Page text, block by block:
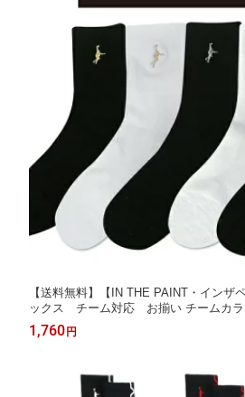
【送料無料】【IN THE PAINT・イン
ックス チーム対応 お揃い チームカ
ケ ユニセックス ITP730A ITP25730
1,760 円